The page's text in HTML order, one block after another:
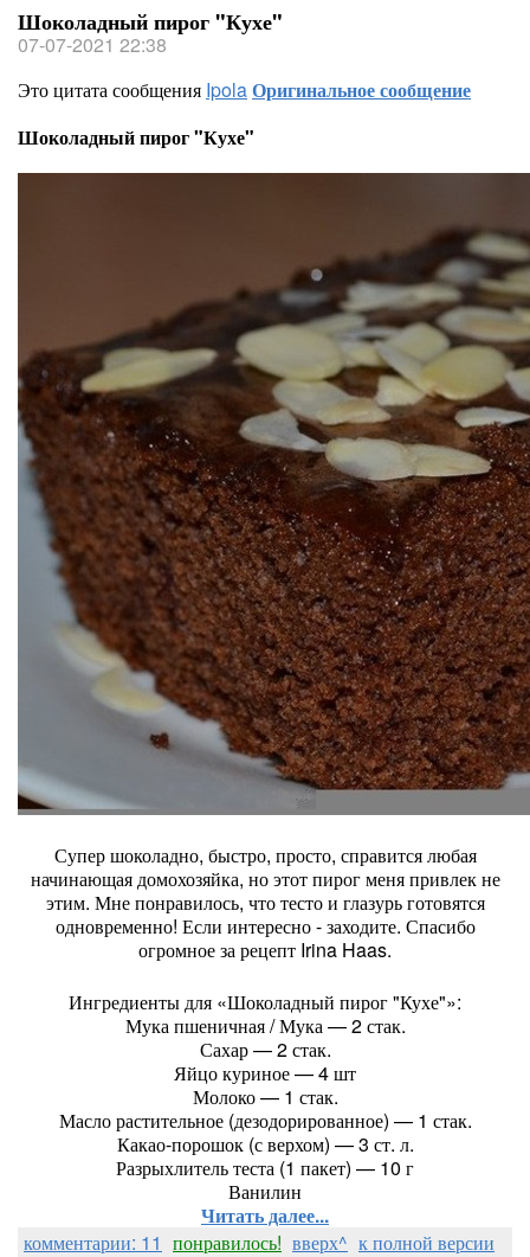
Шоколадный пирог "Кухе"
07-07-2021 22:38
Это цитата сообщения IpolaОригинальное сообщение
Шоколадный пирог "Кухе"
Супер шоколадно, быстро, просто, справится любая
начинающая домохозяйка, но этот пирог меня привлек не
этим. Мне понравилось, что тесто и глазурь готовятся
одновременно! Если интересно - заходите. Спасибо
огромное за рецепт Irina Haas.
Ингредиенты для «Шоколадный пирог "Кухе"»:
Мука пшеничная / Мука — 2 стак.
Сахар — 2 стак.
Яйцо куриное — 4 шт
Молоко — 1 стак.
Масло растительное (дезодорированное) — 1 стак.
Какао-порошок (с верхом) — 3 ст. л.
Разрыхлитель теста (1 пакет) — 10 г
Ванилин
Читать далее...
комментарии: 11 понравилось! вверх^ к полной версии